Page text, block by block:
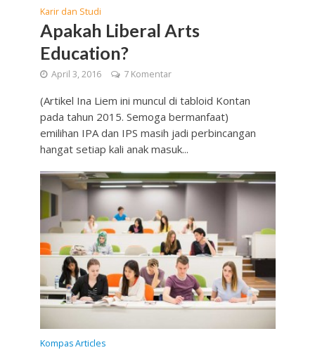
Karir dan Studi
Apakah Liberal Arts
Education?
April 3, 2016 7 Komentar
(Artikel Ina Liem ini muncul di tabloid Kontan
pada tahun 2015. Semoga bermanfaat)
emilihan IPA dan IPS masih jadi perbincangan
hangat setiap kali anak masuk...
Kompas Articles